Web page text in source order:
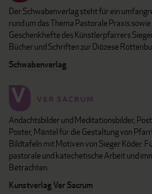
Der Schwabenverlag steht für ein
rund um das Thema Pastorale Praxis
Geschenkhefte des Künstlerpfarrers
Bücher und Schriften zur Diözese
Schwabenverlag
Andachtsbilder und Meditationsbilder,
Poster, Mäntel für die Gestaltung von
Bildtafeln mit Motiven von Sieger Köder.
pastorale und katechetische Arbeit und
Betrachten.
Kunstverlag Ver Sacrum